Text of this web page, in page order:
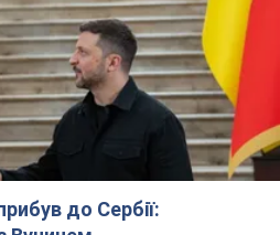
до Сербії: